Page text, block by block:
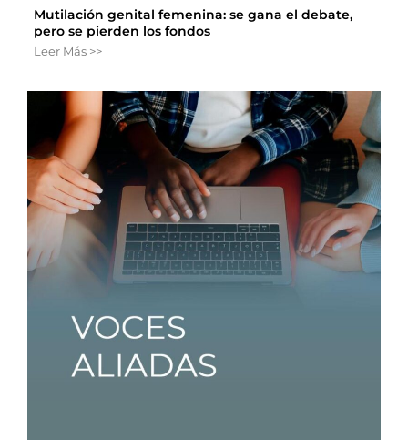
Mutilación genital femenina: se gana el debate,
pero se pierden los fondos
Leer Más >>